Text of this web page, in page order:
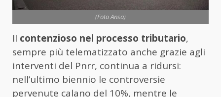
(Foto Ansa)
Il contenzioso nel processo tributario,
sempre più telematizzato anche grazie agli
interventi del Pnrr, continua a ridursi:
nell’ultimo biennio le controversie
pervenute calano del 10%, mentre le